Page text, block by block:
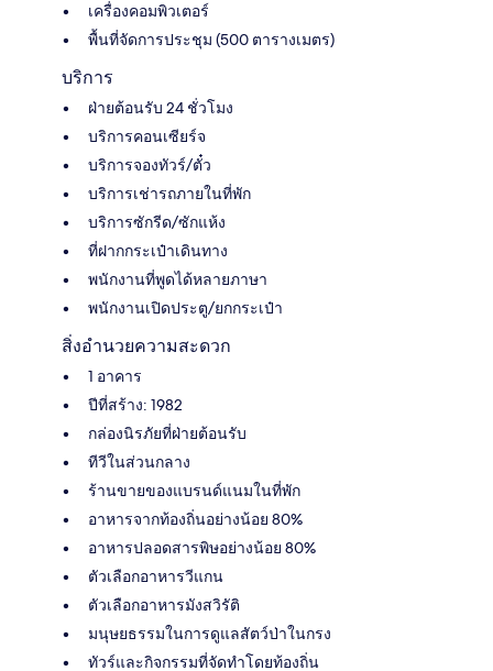
เครื่องคอมพิวเตอร์
พื้นที่จัดการประชุม (500 ตารางเมตร)
บริการ
ฝ่ายต้อนรับ 24 ชั่วโมง
บริการคอนเซียร์จ
บริการจองทัวร์/ตั๋ว
บริการเช่ารถภายในที่พัก
บริการซักรีด/ซักแห้ง
ที่ฝากกระเป๋าเดินทาง
พนักงานที่พูดได้หลายภาษา
พนักงานเปิดประตู/ยกกระเป๋า
สิ่งอำนวยความสะดวก
1 อาคาร
ปีที่สร้าง: 1982
กล่องนิรภัยที่ฝ่ายต้อนรับ
ทีวีในส่วนกลาง
ร้านขายของแบรนด์แนมในที่พัก
อาหารจากท้องถิ่นอย่างน้อย 80%
อาหารปลอดสารพิษอย่างน้อย 80%
ตัวเลือกอาหารวีแกน
ตัวเลือกอาหารมังสวิรัติ
มนุษยธรรมในการดูแลสัตว์ป่าในกรง
ทัวร์และกิจกรรมที่จัดทำโดยท้องถิ่น